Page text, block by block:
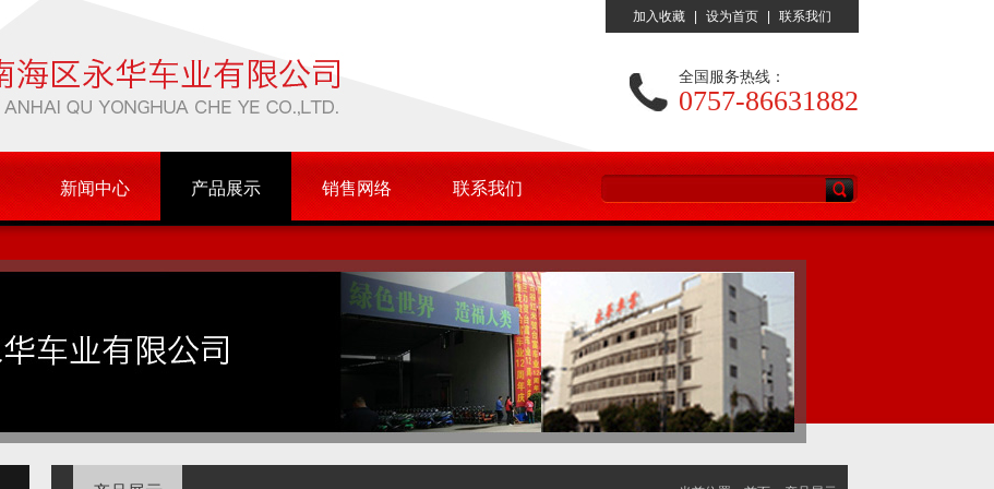
加入收藏 设为首页 联系我们
全国服务热线：
0757-86631882
新闻中心 产品展示 销售网络 联系我们